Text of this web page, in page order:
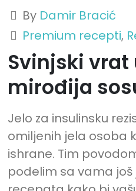
By Damir Bracić
Premium recepti,
Svinjski
mirođija
Jelo za insulinsku
omiljenih jela osoba
ishrane. Tim
podelim sa vama još